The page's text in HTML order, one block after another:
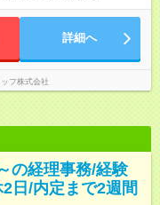
詳細へ
フ株式会社
の経理事務/経験
日/内定まで2週間